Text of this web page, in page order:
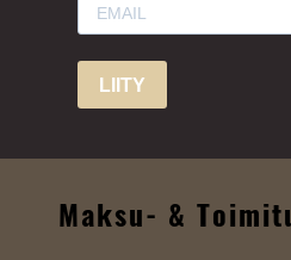
LIITY
Maksu- &